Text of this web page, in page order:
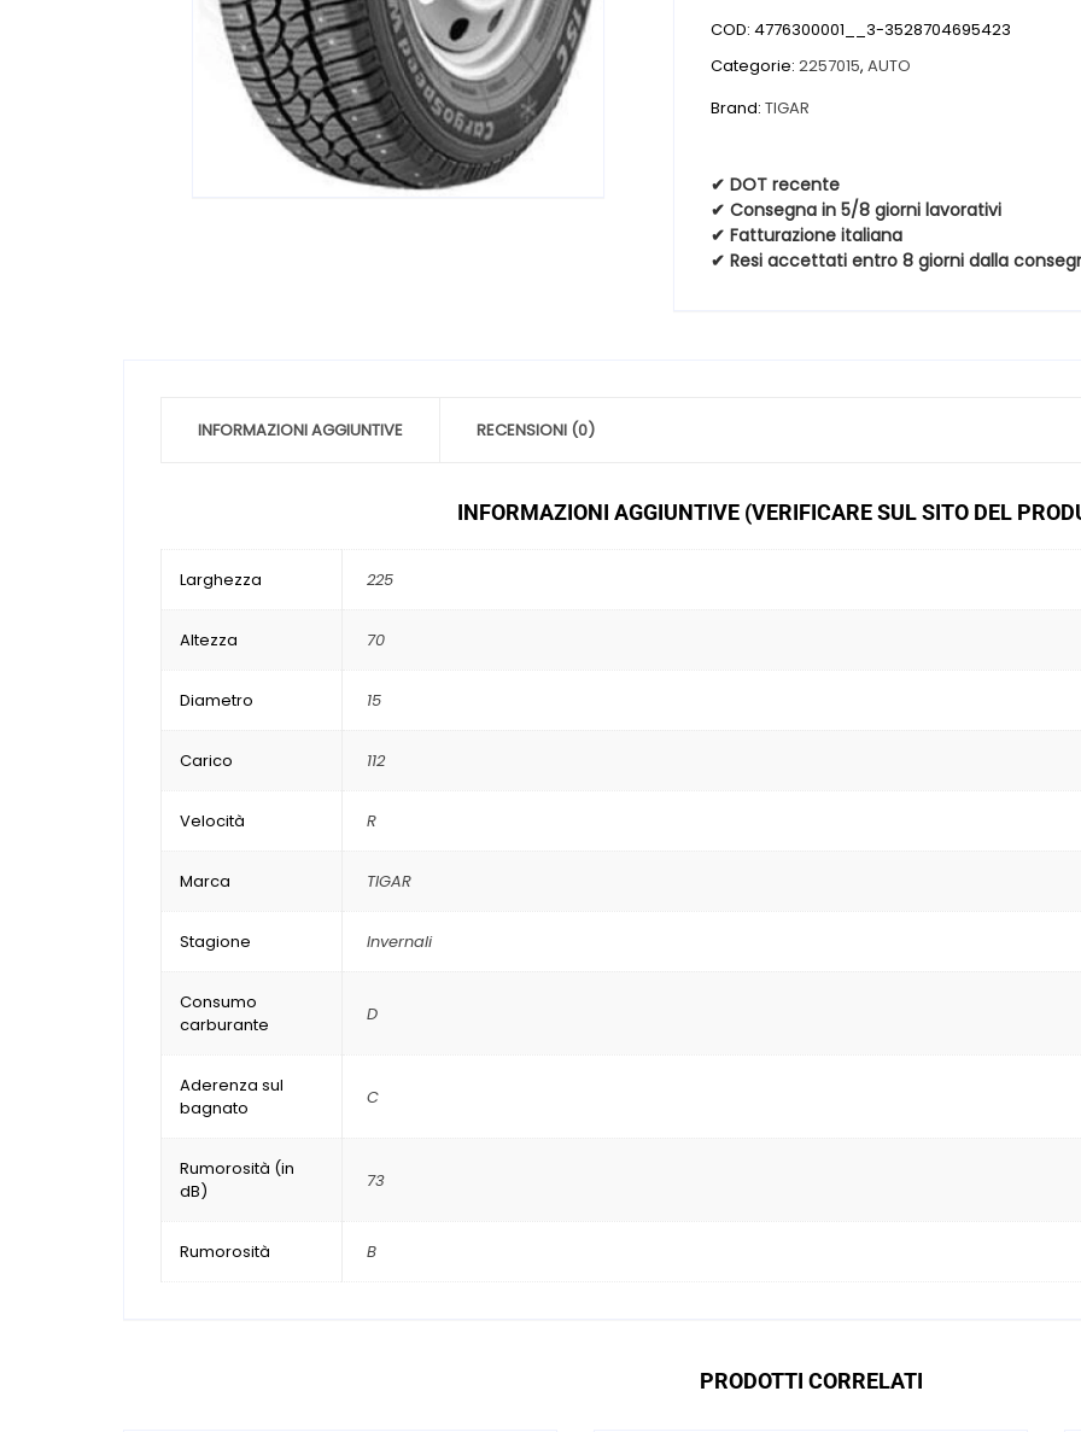
CARGO
SPEED
M+S
3PMSF
225
70
COD: 4776300001__3-3528704695423
Categorie: 2257015, AUTO
Brand: TIGAR
✔ DOT recente
✔ Consegna in 5/8 giorni lavorativi
✔ Fatturazione italiana
✔ Resi accettati entro 8 giorni dalla
INFORMAZIONI AGGIUNTIVE RECENSIONI (0)
INFORMAZIONI AGGIUNTIVE (VERIFICARE SUL SITO DEL
Larghezza 225
Altezza 70
Diametro 15
Carico 112
Velocità R
Marca TIGAR
Stagione Invernali
Consumo
carburante
D
Aderenza sul
bagnato
C
Rumorosità (in
dB)
73
Rumorosità B
PRODOTTI CORRELATI